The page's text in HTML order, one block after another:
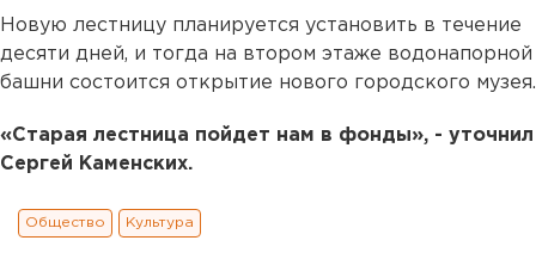
Новую лестницу планируется установить в течение
десяти дней, и тогда на втором этаже водонапорной
башни состоится открытие нового городского музея.
«Старая лестница пойдет нам в фонды», - уточнил
Сергей Каменских.
Общество Культура